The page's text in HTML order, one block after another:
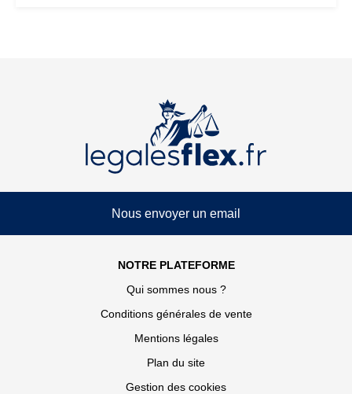
Nous envoyer un email
NOTRE PLATEFORME
Qui sommes nous ?
Conditions générales de vente
Mentions légales
Plan du site
Gestion des cookies